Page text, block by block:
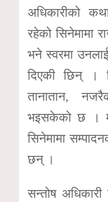
अधिकारीको
रहेको सिनेमामा
भने स्वरमा
दिएकी छिन् ।
तानातान,
भइसकेको छ ।
सिनेमामा
छन् ।
सन्तोष